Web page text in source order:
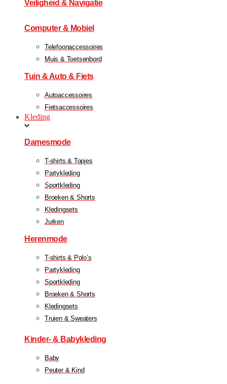
Veiligheid & Navigatie
Computer & Mobiel
Telefoonaccessoires
Muis & Toetsenbord
Tuin & Auto & Fiets
Autoaccessoires
Fietsaccessoires
Kleding
Damesmode
T-shirts & Topjes
Partykleding
Sportkleding
Broeken & Shorts
Kledingsets
Jurken
Herenmode
T-shirts & Polo’s
Partykleding
Sportkleding
Broeken & Shorts
Kledingsets
Truien & Sweaters
Kinder- & Babykleding
Baby
Peuter & Kind